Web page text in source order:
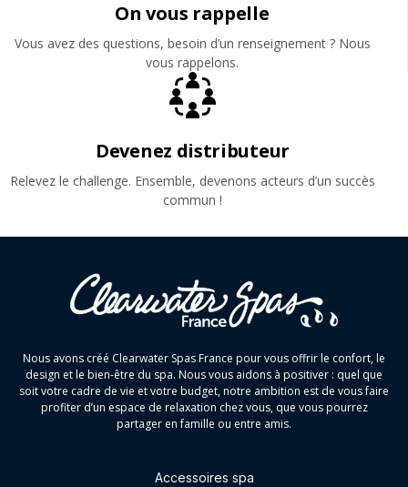
On vous rappelle
Vous avez des questions, besoin d’un renseignement ? Nous
vous rappelons.
Devenez distributeur
Relevez le challenge. Ensemble, devenons acteurs d’un succès
commun !
Nous avons créé Clearwater Spas France pour vous offrir le confort, le
design et le bien-être du spa. Nous vous aidons à positiver : quel que
soit votre cadre de vie et votre budget, notre ambition est de vous faire
profiter d’un espace de relaxation chez vous, que vous pourrez
partager en famille ou entre amis.
Accessoires spa